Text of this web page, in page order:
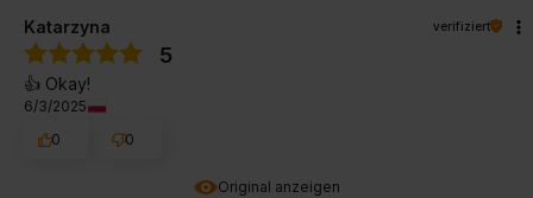
Original anzeigen
Katarzyna verifiziert
5
👍️ Okay!
6/3/2025
0
0